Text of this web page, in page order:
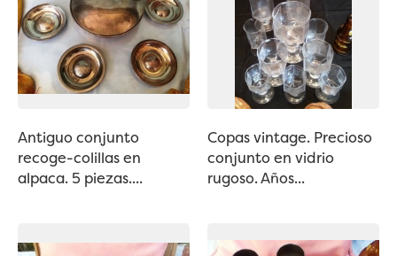
Antiguo conjunto
recoge-colillas en
alpaca. 5 piezas....
Copas vintage. Precioso
conjunto en vidrio
rugoso. Años...